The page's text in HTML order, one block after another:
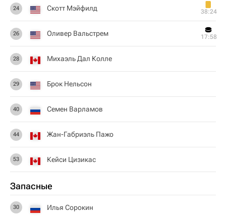
24 Скотт Мэйфилд 38:24
26 Оливер Вальстрем 17:58
28 Михаэль Дал Колле
29 Брок Нельсон
40 Семен Варламов
44 Жан-Габриэль Пажо
53 Кейси Цизикас
Запасные
30 Илья Сорокин